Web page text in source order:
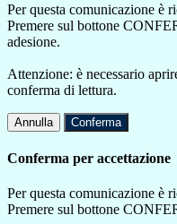
Per questa comunicazione è
Premere sul bottone
adesione.
Attenzione: è necessario
conferma di lettura.
Annulla Conferma
Conferma per accettazione
Per questa comunicazione è
Premere sul bottone